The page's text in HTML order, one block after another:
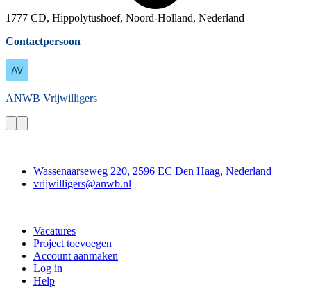
1777 CD, Hippolytushoef, Noord-Holland, Nederland
Contactpersoon
ANWB Vrijwilligers
Wassenaarseweg 220, 2596 EC Den Haag, Nederland
vrijwilligers@anwb.nl
Vacatures
Project toevoegen
Account aanmaken
Log in
Help